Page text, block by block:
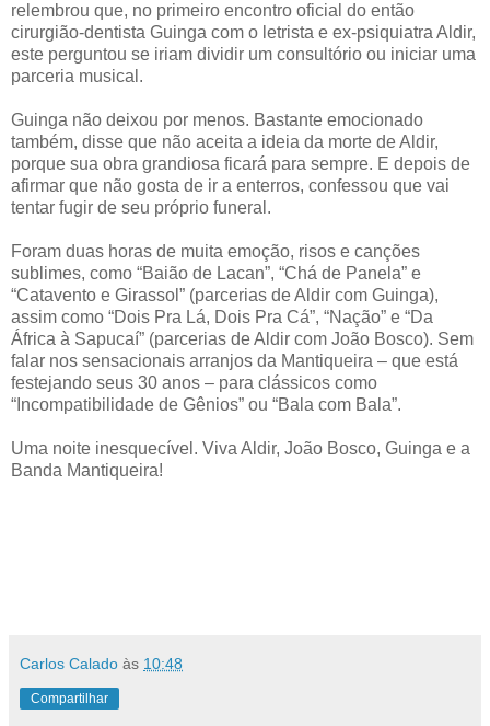
relembrou que, no primeiro encontro oficial do então
cirurgião-dentista Guinga com o letrista e ex-psiquiatra Aldir,
este perguntou se iriam dividir um consultório ou iniciar uma
parceria musical.
Guinga não deixou por menos. Bastante emocionado
também, disse que não aceita a ideia da morte de Aldir,
porque sua obra grandiosa ficará para sempre. E depois de
afirmar que não gosta de ir a enterros, confessou que vai
tentar fugir de seu próprio funeral.
Foram duas horas de muita emoção, risos e canções
sublimes, como “Baião de Lacan”, “Chá de Panela” e
“Catavento e Girassol” (parcerias de Aldir com Guinga),
assim como “Dois Pra Lá, Dois Pra Cá”, “Nação” e “Da
África à Sapucaí” (parcerias de Aldir com João Bosco). Sem
falar nos sensacionais arranjos da Mantiqueira – que está
festejando seus 30 anos – para clássicos como
“Incompatibilidade de Gênios” ou “Bala com Bala”.
Uma noite inesquecível. Viva Aldir, João Bosco, Guinga e a
Banda Mantiqueira!
Carlos Calado às 10:48
Compartilhar